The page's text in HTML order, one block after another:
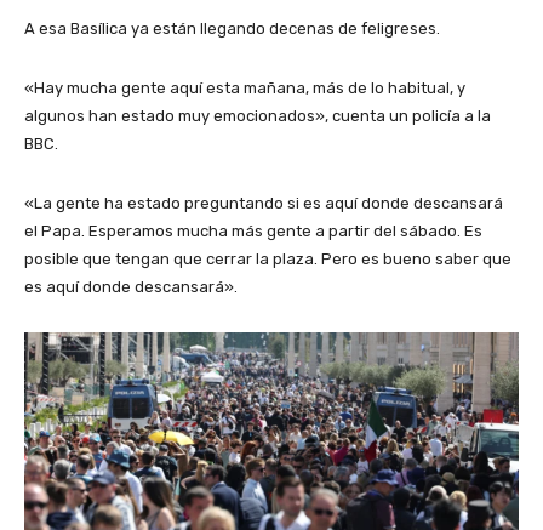
A esa Basílica ya están llegando decenas de feligreses.
«Hay mucha gente aquí esta mañana, más de lo habitual, y
algunos han estado muy emocionados», cuenta un policía a la
BBC.
«La gente ha estado preguntando si es aquí donde descansará
el Papa. Esperamos mucha más gente a partir del sábado. Es
posible que tengan que cerrar la plaza. Pero es bueno saber que
es aquí donde descansará».